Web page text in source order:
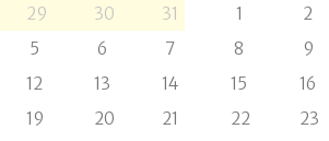
29 30 31 1
2
5 6 7 8
9
12 13 14 15
16
19 20 21 22
23